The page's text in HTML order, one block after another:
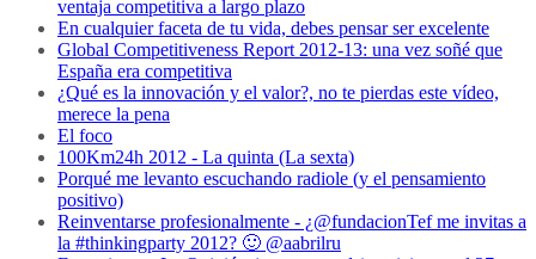
ventaja competitiva a largo plazo
En cualquier faceta de tu vida, debes pensar ser excelente
Global Competitiveness Report 2012-13: una vez soñé que
España era competitiva
¿Qué es la innovación y el valor?, no te pierdas este vídeo,
merece la pena
El foco
100Km24h 2012 - La quinta (La sexta)
Porqué me levanto escuchando radiole (y el pensamiento
positivo)
Reinventarse profesionalmente - ¿@fundacionTef me invitas a
la #thinkingparty 2012? 🙂 @aabrilru